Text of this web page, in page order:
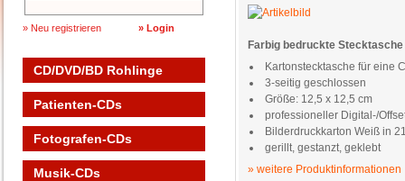
» Neu registrieren
CD/DVD/BD Rohlinge
Patienten-CDs
Fotografen-CDs
Musik-CDs
Farbig bedruckte
Kartonstecktasche für eine
3-seitig geschlossen
Größe: 12,5 x 12,5 cm
professioneller Digital-/
Bilderdruckkarton Weiß in
gerillt, gestanzt, geklebt
» weitere Produktinformationen